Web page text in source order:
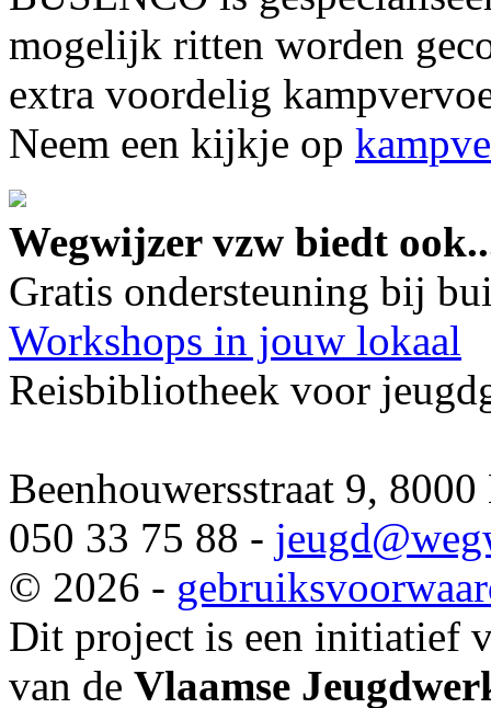
mogelijk ritten worden
extra voordelig
Neem een kijkje op
Wegwijzer vzw biedt
Gratis ondersteuning bij
Workshops in jouw lokaal
Reisbibliotheek voor
Beenhouwersstraat 9,
050 33 75 88 - jeugd
© 2026 -
Dit project is een initiatief
van de Vlaamse